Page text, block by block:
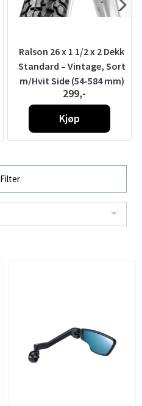
Ralson 26 x 1 1/2 x 2 Dekk
Standard – Vintage, Sort
m/Hvit Side (54-584 mm)
299,-
Kjøp
Filter